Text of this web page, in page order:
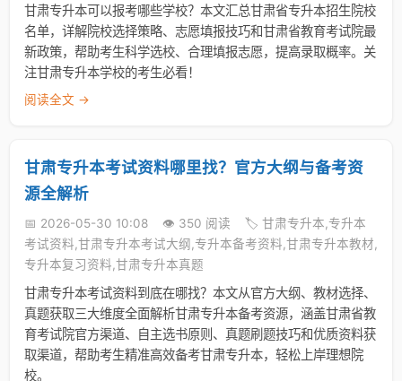
甘肃专升本可以报考哪些学校？本文汇总甘肃省专升本招生院校
名单，详解院校选择策略、志愿填报技巧和甘肃省教育考试院最
新政策，帮助考生科学选校、合理填报志愿，提高录取概率。关
注甘肃专升本学校的考生必看！
阅读全文 →
甘肃专升本考试资料哪里找？官方大纲与备考资
源全解析
📅 2026-05-30 10:08 👁️ 350 阅读
🏷️ 甘肃专升本,专升本
考试资料,甘肃专升本考试大纲,专升本备考资料,甘肃专升本教材,
专升本复习资料,甘肃专升本真题
甘肃专升本考试资料到底在哪找？本文从官方大纲、教材选择、
真题获取三大维度全面解析甘肃专升本备考资源，涵盖甘肃省教
育考试院官方渠道、自主选书原则、真题刷题技巧和优质资料获
取渠道，帮助考生精准高效备考甘肃专升本，轻松上岸理想院
校。